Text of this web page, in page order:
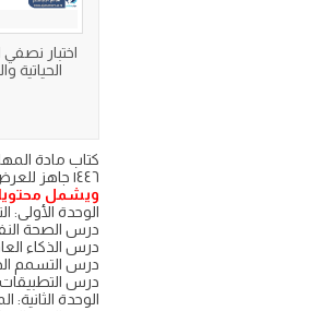
اختبار
الحياتية
١٤٤٦ جاهز للعرض وتحميل بصغيه pdf على موقع اجاباتكم
ويشمل
الوحدة الأولى:
درس الصحة
درس الذكاء
درس التسمم
درس التطبيقات
الوحدة الثانية: